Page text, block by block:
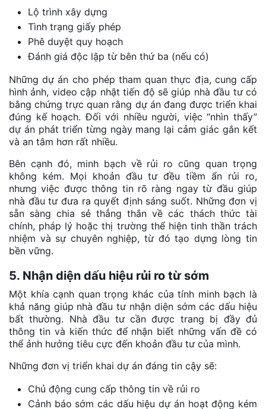
Lộ trình xây dựng
Tình trạng giấy phép
Phê duyệt quy hoạch
Đánh giá độc lập từ bên thứ ba (nếu có)
Những dự án cho phép tham quan thực địa, cung cấp
hình ảnh, video cập nhật tiến độ sẽ giúp nhà đầu tư có
bằng chứng trực quan rằng dự án đang được triển khai
đúng kế hoạch. Đối với nhiều người, việc “nhìn thấy”
dự án phát triển từng ngày mang lại cảm giác gắn kết
và an tâm hơn rất nhiều.
Bên cạnh đó, minh bạch về rủi ro cũng quan trọng
không kém. Mọi khoản đầu tư đều tiềm ẩn rủi ro,
nhưng việc được thông tin rõ ràng ngay từ đầu giúp
nhà đầu tư đưa ra quyết định sáng suốt. Những đơn vị
sẵn sàng chia sẻ thẳng thắn về các thách thức tài
chính, pháp lý hoặc thị trường thể hiện tinh thần trách
nhiệm và sự chuyên nghiệp, từ đó tạo dựng lòng tin
bền vững.
5. Nhận diện dấu hiệu rủi ro từ sớm
Một khía cạnh quan trọng khác của tính minh bạch là
khả năng giúp nhà đầu tư nhận diện sớm các dấu hiệu
bất thường. Nhà đầu tư cần được trang bị đầy đủ
thông tin và kiến thức để nhận biết những vấn đề có
thể ảnh hưởng tiêu cực đến khoản đầu tư của mình.
Những đơn vị triển khai dự án đáng tin cậy sẽ:
Chủ động cung cấp thông tin về rủi ro
Cảnh báo sớm các dấu hiệu dự án hoạt động kém